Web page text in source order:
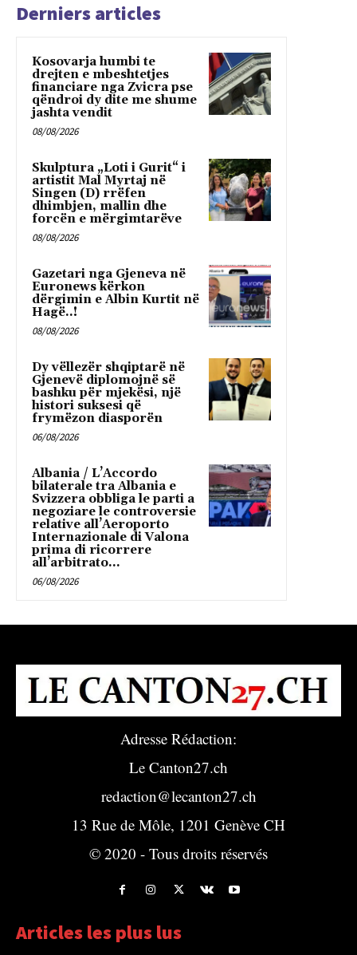
Derniers articles
Kosovarja humbi te
drejten e mbeshtetjes
financiare nga Zvicra pse
qëndroi dy dite me shume
jashta vendit
08/08/2026
Skulptura „Loti i Gurit“ i
artistit Mal Myrtaj në
Singen (D) rrëfen
dhimbjen, mallin dhe
forcën e mërgimtarëve
08/08/2026
Gazetari nga Gjeneva në
Euronews kërkon
dërgimin e Albin Kurtit në
Hagë..!
08/08/2026
Dy vëllezër shqiptarë në
Gjenevë diplomojnë së
bashku për mjekësi, një
histori suksesi që
frymëzon diasporën
06/08/2026
Albania / L’Accordo
bilaterale tra Albania e
Svizzera obbliga le parti a
negoziare le controversie
relative all’Aeroporto
Internazionale di Valona
prima di ricorrere
all’arbitrato...
06/08/2026
Adresse Rédaction:
Le Canton27.ch
redaction@lecanton27.ch
13 Rue de Môle, 1201 Genève CH
© 2020 - Tous droits réservés
Articles les plus lus